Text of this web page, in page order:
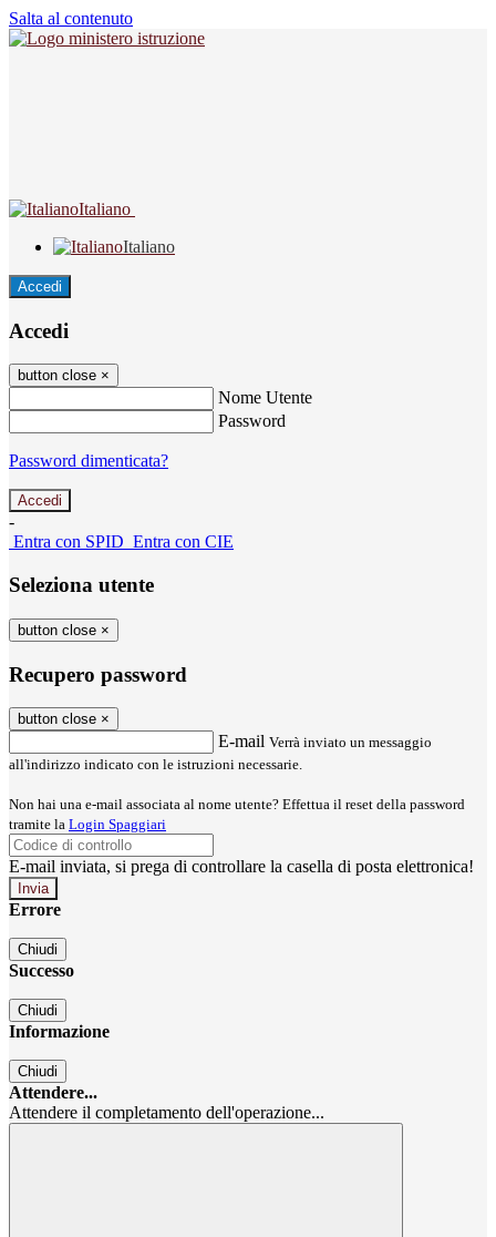
Salta al contenuto
Italiano
Italiano
Accedi
Accedi
button close ×
Nome Utente
Password
Password dimenticata?
-
Entra con SPID Entra con CIE
Seleziona utente
button close ×
Recupero password
button close ×
E-mail Verrà inviato un messaggio
all'indirizzo indicato con le istruzioni necessarie.
Non hai una e-mail associata al nome utente? Effettua il reset della password
tramite la Login Spaggiari
E-mail inviata, si prega di controllare la casella di posta elettronica!
Errore
Chiudi
Successo
Chiudi
Informazione
Chiudi
Attendere...
Attendere il completamento dell'operazione...